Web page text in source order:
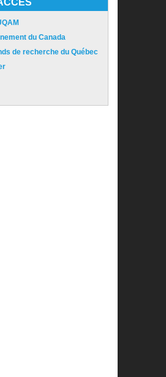
du Canada
de recherche du Québec